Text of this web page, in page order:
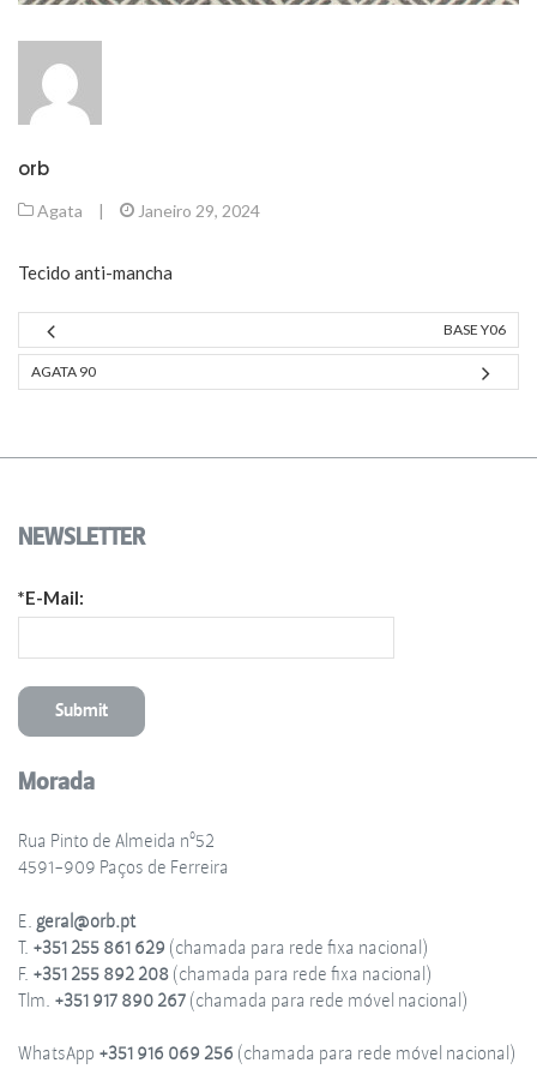
orb
Agata | Janeiro 29, 2024
Tecido anti-mancha
BASE Y06
AGATA 90
NEWSLETTER
*E-Mail:
Morada
Rua Pinto de Almeida nº52
4591-909 Paços de Ferreira
E. geral@orb.pt
T. +351 255 861 629 (chamada para rede fixa nacional)
F. +351 255 892 208(chamada para rede fixa nacional)
Tlm. +351 917 890 267(chamada para rede móvel nacional)
WhatsApp +351 916 069 256 (chamada para rede móvel nacional)